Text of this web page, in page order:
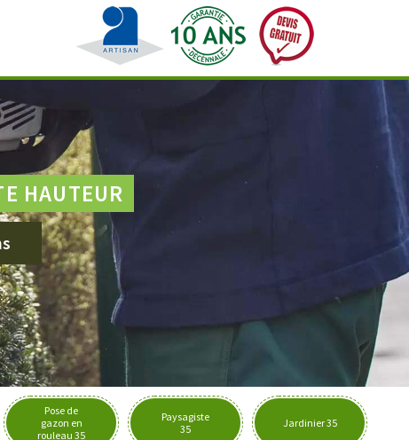
HAUTEUR
Pose de
gazon en
rouleau 35
Paysagiste
35
Jardinier 35